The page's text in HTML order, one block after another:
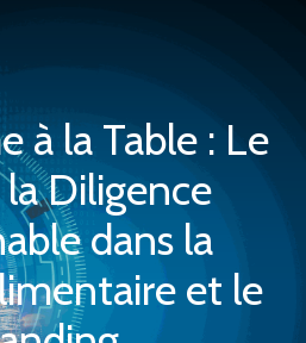
à la Table : Le
Diligence
dans la
et le